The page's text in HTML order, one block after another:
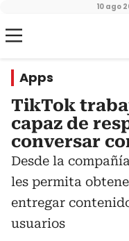
10 ago
Apps
TikTok
capaz de
conversar
Desde la
les permita
entregar
usuarios